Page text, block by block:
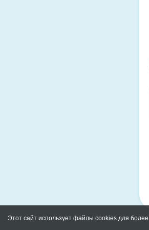
Этот сайт использует файлы cookies для